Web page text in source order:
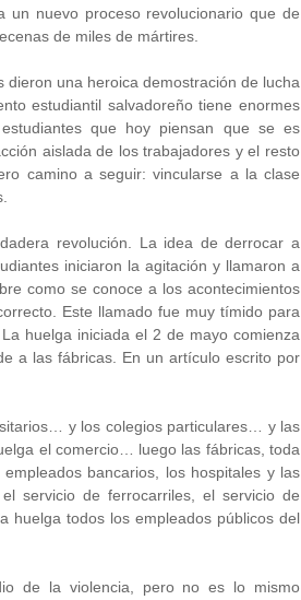
nuevo proceso revolucionario que de
de miles de mártires.
una heroica demostración de lucha
estudiantil salvadoreño tiene enormes
que hoy piensan que se es
aislada de los trabajadores y el resto
camino a seguir: vincularse a la clase
revolución. La idea de derrocar a
iniciaron la agitación y llamaron a
como se conoce a los acontecimientos
Este llamado fue muy tímido para
huelga iniciada el 2 de mayo comienza
a las fábricas. En un artículo escrito por
y los colegios particulares… y las
el comercio… luego las fábricas, toda
bancarios, los hospitales y las
servicio de ferrocarriles, el servicio de
todos los empleados públicos del
de la violencia, pero no es lo mismo